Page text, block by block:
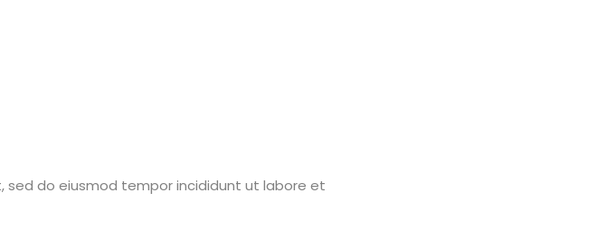
sed do eiusmod tempor incididunt ut labore et